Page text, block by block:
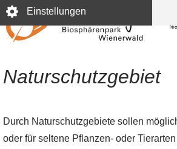
Direkt
zum
Inhalt
Einstellungen
Naturschutzgebiet
Durch Naturschutzgebiete sollen
oder für seltene Pflanzen- oder